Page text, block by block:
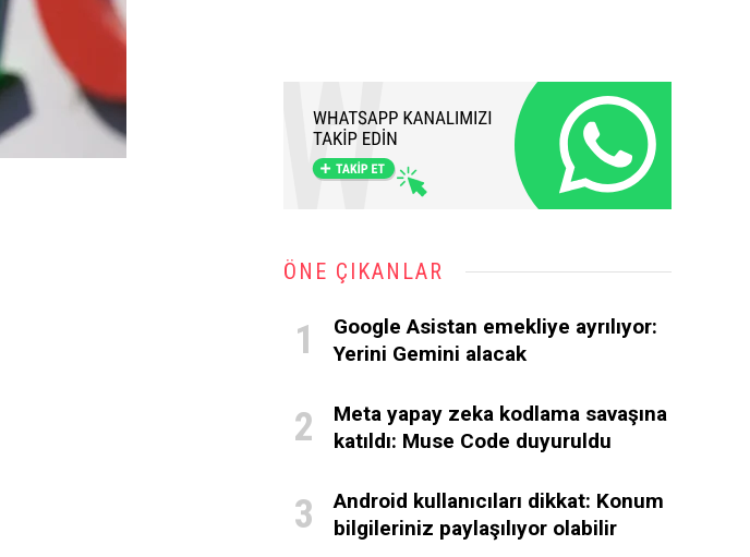
ÖNE ÇIKANLAR
Google Asistan emekliye ayrılıyor:
Yerini Gemini alacak
Meta yapay zeka kodlama savaşına
katıldı: Muse Code duyuruldu
Android kullanıcıları dikkat: Konum
bilgileriniz paylaşılıyor olabilir